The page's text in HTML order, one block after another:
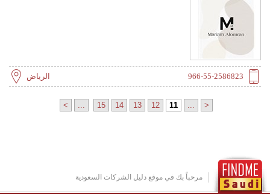
966-55-2586823 الرياض
<
11
12
13
14
15
>
مرحباً بك في موقع دليل الشركات السعودية